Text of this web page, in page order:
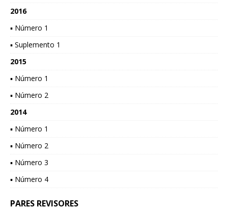
2016
▪ Número 1
▪ Suplemento 1
2015
▪ Número 1
▪ Número 2
2014
▪ Número 1
▪ Número 2
▪ Número 3
▪ Número 4
PARES REVISORES